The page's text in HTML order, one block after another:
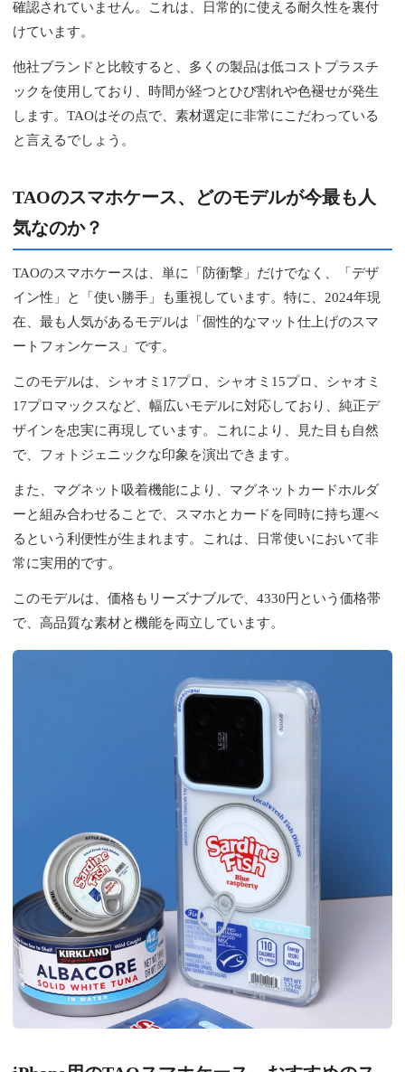
確認されていません。これは、日常的に使える耐久性を裏付
けています。
他社ブランドと比較すると、多くの製品は低コストプラスチ
ックを使用しており、時間が経つとひび割れや色褪せが発生
します。TAOはその点で、素材選定に非常にこだわっている
と言えるでしょう。
TAOのスマホケース、どのモデルが今最も人
気なのか？
TAOのスマホケースは、単に「防衝撃」だけでなく、「デザ
イン性」と「使い勝手」も重視しています。特に、2024年現
在、最も人気があるモデルは「個性的なマット仕上げのスマ
ートフォンケース」です。
このモデルは、シャオミ17プロ、シャオミ15プロ、シャオミ
17プロマックスなど、幅広いモデルに対応しており、純正デ
ザインを忠実に再現しています。これにより、見た目も自然
で、フォトジェニックな印象を演出できます。
また、マグネット吸着機能により、マグネットカードホルダ
ーと組み合わせることで、スマホとカードを同時に持ち運べ
るという利便性が生まれます。これは、日常使いにおいて非
常に実用的です。
このモデルは、価格もリーズナブルで、4330円という価格帯
で、高品質な素材と機能を両立しています。